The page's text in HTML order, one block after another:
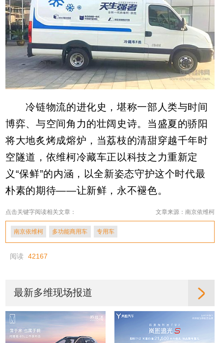
冷链物流的进化史，堪称一部人类与时间
博弈、与空间角力的壮阔史诗。当盛夏的骄阳
将大地炙烤成熔炉，当荔枝的清甜穿越千年时
空隧道，依维柯冷藏车正以科技之力重新定
义“保鲜”的内涵，以全新姿态守护这个时代最
朴素的期待——让新鲜，永不褪色。
点击关键字阅读相关文章： 文章来源：南京依维柯
南京依维柯 多功能商用车 专用车
阅读 42167
最新多维现场报道